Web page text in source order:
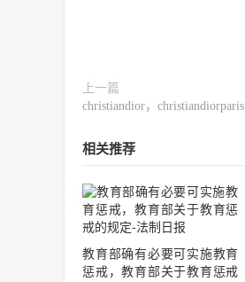
上一篇
christiandior，christiandiorparis
相关推荐
教育部确有必要可实施教育
惩戒，教育部关于教育惩戒